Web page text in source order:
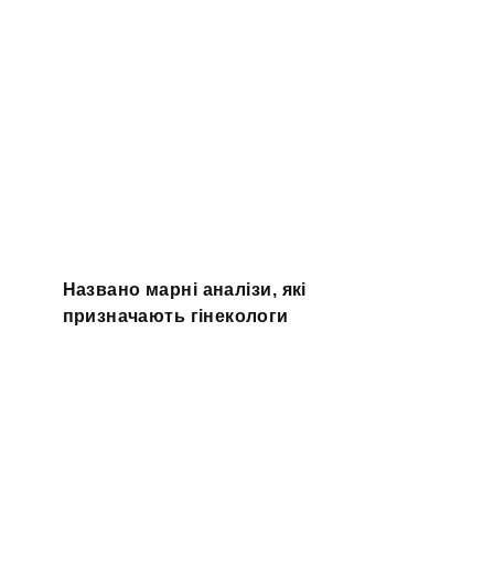
Названо марні аналізи, які
призначають гінекологи